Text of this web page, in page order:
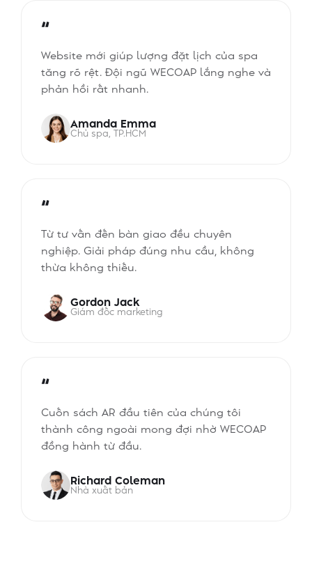
“
Website mới giúp lượng đặt lịch của spa
tăng rõ rệt. Đội ngũ WECOAP lắng nghe và
phản hồi rất nhanh.
Amanda Emma
Chủ spa, TP.HCM
“
Từ tư vấn đến bàn giao đều chuyên
nghiệp. Giải pháp đúng nhu cầu, không
thừa không thiếu.
Gordon Jack
Giám đốc marketing
“
Cuốn sách AR đầu tiên của chúng tôi
thành công ngoài mong đợi nhờ WECOAP
đồng hành từ đầu.
Richard Coleman
Nhà xuất bản